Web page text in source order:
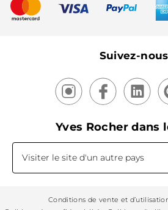
Recyclage
Suivez-
Yves Rocher dans
Visiter le site d'un autre pays
Conditions de vente et